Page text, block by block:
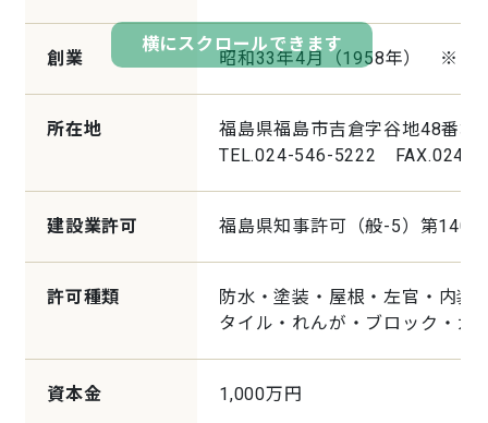
創業 昭和33年4月（1958年） ※ 個
所在地
福島県福島市吉倉字谷地48番地
TEL.024-546-5222 FAX.024-
建設業許可 福島県知事許可（般-5）第
許可種類
防水・塗装・屋根・左官・内装
タイル・れんが・ブロック・ガ
資本金 1,000万円
横にスクロールできます